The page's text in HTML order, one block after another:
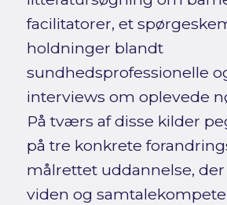
facilitatorer, et
holdninger blandt
sundhedsprofessionelle
interviews om oplevede
På tværs af disse kilder
på tre konkrete
målrettet uddannelse,
viden og